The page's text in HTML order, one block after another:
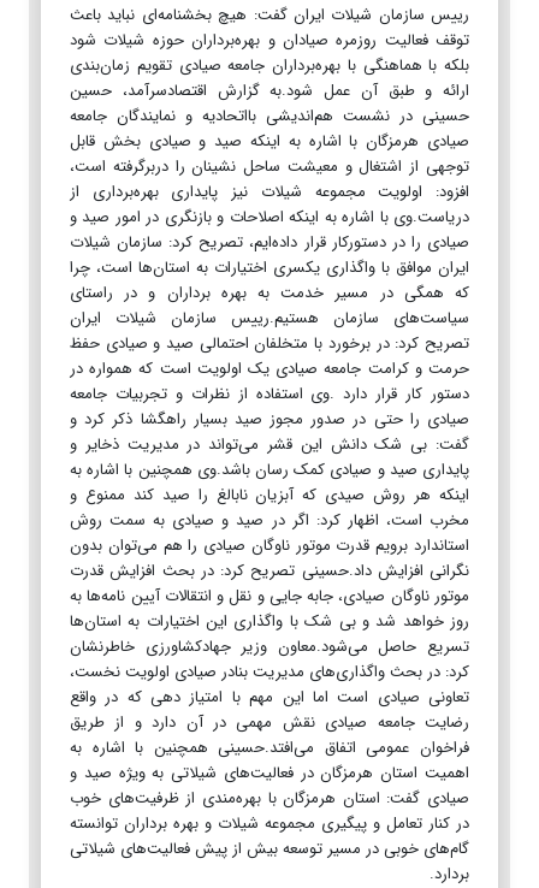
رییس سازمان شیلات ایران گفت: هیچ بخشنامه‌ای نباید باعث
توقف فعالیت روزمره صیادان و بهره‌برداران حوزه شیلات شود
بلکه با هماهنگی با بهره‌برداران جامعه صیادی تقویم زمان‌بندی
ارائه و طبق آن عمل شود.به گزارش اقتصادسرآمد، حسین
حسینی در نشست هم‌اندیشی بااتحادیه و نمایندگان جامعه
صیادی هرمزگان با اشاره به اینکه صید و صیادی بخش قابل
توجهی از اشتغال و معیشت ساحل نشینان را دربرگرفته است،
افزود: اولویت مجموعه شیلات نیز پایداری بهره‌برداری از
دریاست.وی با اشاره به اینکه اصلاحات و بازنگری در امور صید و
صیادی را در دستورکار قرار داده‌ایم، تصریح کرد: سازمان شیلات
ایران موافق با واگذاری یکسری اختیارات به استان‌ها است، چرا
که همگی در مسیر خدمت به بهره برداران و در راستای
سیاست‌های سازمان هستیم.رییس سازمان شیلات ایران
تصریح کرد: در برخورد با متخلفان احتمالی صید و صیادی حفظ
حرمت و کرامت جامعه صیادی یک اولویت است که همواره در
دستور کار قرار دارد .وی استفاده از نظرات و تجربیات جامعه
صیادی را حتی در صدور مجوز صید بسیار راهگشا ذکر کرد و
گفت: بی شک دانش این قشر می‌تواند در مدیریت ذخایر و
پایداری صید و صیادی کمک رسان باشد.وی همچنین با اشاره به
اینکه هر روش صیدی که آبزیان نابالغ را صید کند ممنوع و
مخرب است، اظهار کرد: اگر در صید و صیادی به سمت روش
استاندارد برویم قدرت موتور ناوگان صیادی را هم می‌توان بدون
نگرانی افزایش داد.حسینی تصریح کرد: در بحث افزایش قدرت
موتور ناوگان صیادی، جابه جایی و نقل و انتقالات آیین نامه‌ها به
روز خواهد شد و بی ‌شک با واگذاری این اختیارات به استان‌ها
‌تسریع حاصل می‌شود.معاون وزیر جهادکشاورزی خاطرنشان
کرد: در بحث واگذاری‌های مدیریت بنادر صیادی اولویت نخست،
تعاونی صیادی است اما این مهم با امتیاز دهی که در واقع
رضایت جامعه صیادی نقش مهمی در آن دارد و از طریق
فراخوان عمومی اتفاق می‌افتد.حسینی همچنین با اشاره به
اهمیت استان هرمزگان در فعالیت‌های شیلاتی به ویژه صید و
صیادی گفت: استان هرمزگان با بهره‌مندی از ظرفیت‌های خوب
در کنار تعامل و پیگیری مجموعه شیلات و بهره برداران توانسته
گام‌های خوبی در مسیر توسعه بیش از پیش فعالیت‌های شیلاتی
بردارد.